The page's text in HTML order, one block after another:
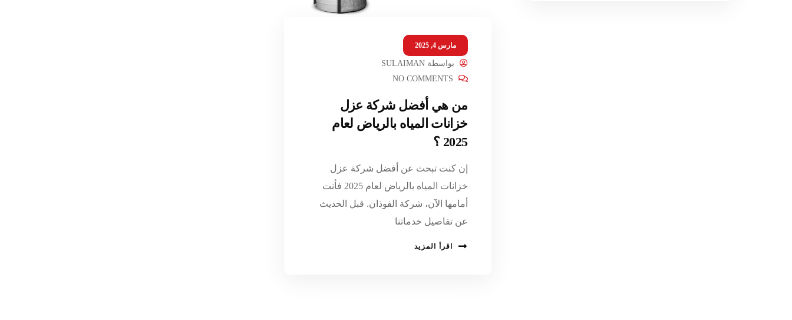
مارس 4, 2025
بواسطةSULAIMAN
NO COMMENTS
من هي أفضل شركة عزل
خزانات المياه بالرياض لعام
2025 ؟
إن كنت تبحث عن أفضل شركة عزل
خزانات المياه بالرياض لعام 2025 فأنت
أمامها الآن، شركة الفوذان. قبل الحديث
عن تفاصيل خدماتنا
اقرأ المزيد